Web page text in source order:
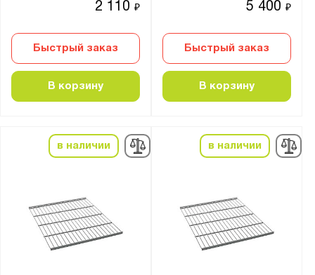
2 110₽
Быстрый заказ
В корзину
5 400₽
Быстрый заказ
В корзину
в наличии в наличии